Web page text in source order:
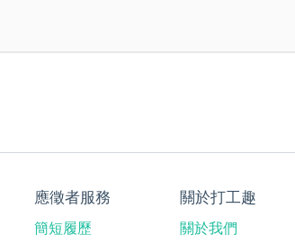
應徵者服務
簡短履歷
關於打工趣
關於我們